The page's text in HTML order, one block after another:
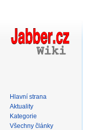
Hlavní strana
Aktuality
Kategorie
Všechny články